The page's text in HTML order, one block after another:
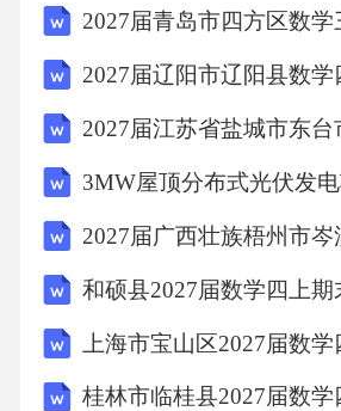
障患者生命体征稳定；安抚患
维护现场秩序；协助做好信息收
作。3.讨论如何预防医院感染。
无菌操作，遵守消毒隔离制度
接触患者前后洗手；合理使用
用；做好环境清洁与消毒，保
者的心理护理。答案：主动与
良好护患关系；了解患者心理
与鼓励；提供疾病相关知识，